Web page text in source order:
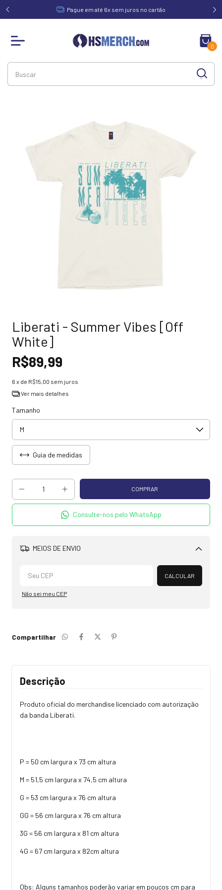
de Pague em até 6x sem juros no cartão
0
Liberati - Summer Vibes [Off
White]
R$89,99
6 x de R$15,00 sem juros
Ver mais detalhes
Tamanho
Guia de medidas
Consulte-nos pelo WhatsApp
MEIOS DE ENVIO
Alterar CEP
CALCULAR
Não sei meu CEP
Compartilhar
Descrição
Produto oficial do merchandise licenciado com autorização
da banda Liberati.
P = 50 cm largura x 73 cm altura
M = 51,5 cm largura x 74,5 cm altura
G = 53 cm largura x 76 cm altura
GG = 56 cm largura x 76 cm altura
3G = 56 cm largura x 81 cm altura
4G = 67 cm largura x 82cm altura
Obs: Alguns tamanhos poderão variar em poucos cm para